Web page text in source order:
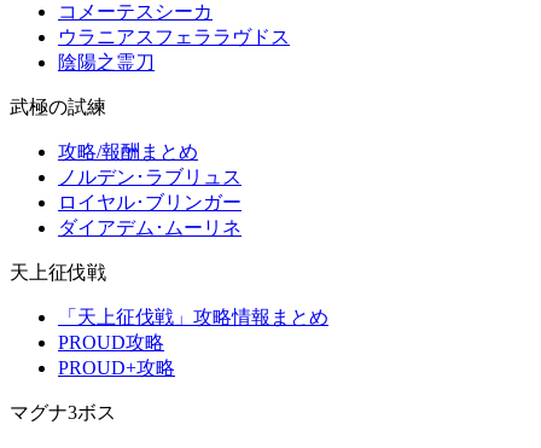
コメーテスシーカ
ウラニアスフェララヴドス
陰陽之霊刀
武極の試練
攻略/報酬まとめ
ノルデン･ラブリュス
ロイヤル･ブリンガー
ダイアデム･ムーリネ
天上征伐戦
「天上征伐戦」攻略情報まとめ
PROUD攻略
PROUD+攻略
マグナ3ボス